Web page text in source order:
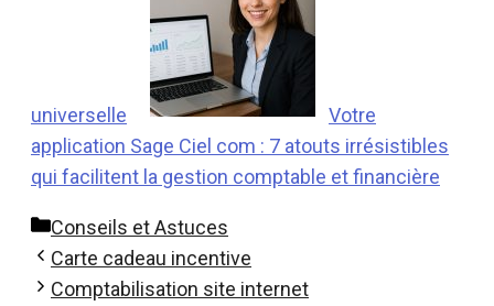
universelle
Votre
application Sage Ciel com : 7 atouts irrésistibles
qui facilitent la gestion comptable et financière
Catégories
Conseils et Astuces
Carte cadeau incentive
Comptabilisation site internet